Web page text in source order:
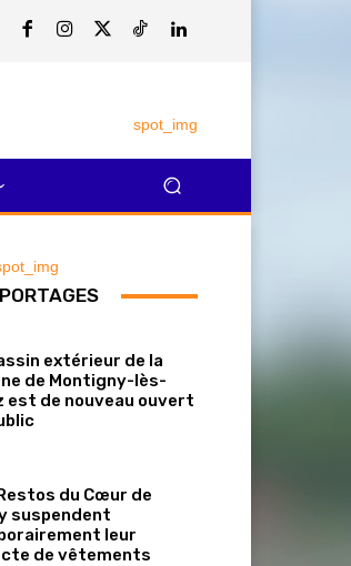
extérieur de la
de Montigny-lès-
est de nouveau ouvert
du Cœur de
suspendent
leur
de vêtements